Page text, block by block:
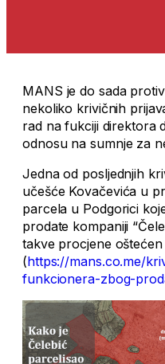
MANS je do sada
nekoliko krivičnih
rad na fukciji direktora
odnosu na sumnje za
Jedna od posljednjih
učešće Kovačevića u
parcela u Podgorici
prodate kompaniji
takve procjene
(https://mans.co.me/
funkcionera-zbog-